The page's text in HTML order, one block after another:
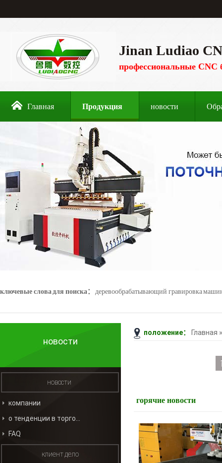
Jinan Ludiao
профессиональные CNC
Главная Продукция новости
ключевые слова для поиска： деревообрабатывающий гравировка
положение： Главная
горячие новости
новости
новости
компании
FAQ
клиент дело